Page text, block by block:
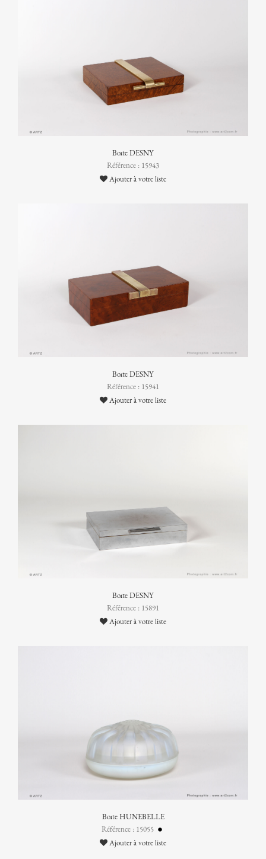
Boîte DESNY
Référence : 15943
Ajouter à votre liste
Boîte DESNY
Référence : 15941
Ajouter à votre liste
Boîte DESNY
Référence : 15891
Ajouter à votre liste
Boîte HUNEBELLE
Référence : 15055
Ajouter à votre liste